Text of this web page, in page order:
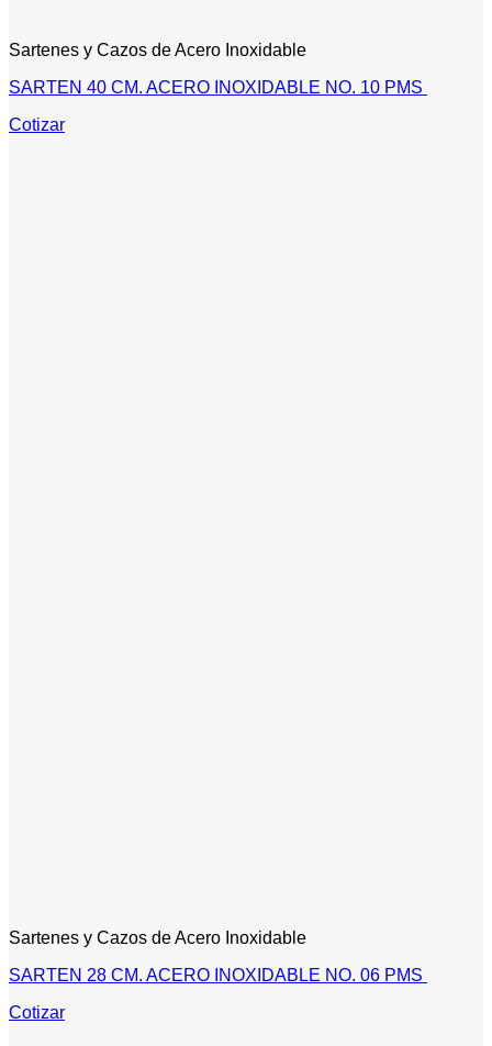
Sartenes y Cazos de Acero Inoxidable
SARTEN 40 CM. ACERO INOXIDABLE NO. 10 PMS
Cotizar
Sartenes y Cazos de Acero Inoxidable
SARTEN 28 CM. ACERO INOXIDABLE NO. 06 PMS
Cotizar